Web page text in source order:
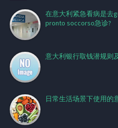
在意大利紧急看病是去
pronto soccorso急诊?
意大利银行取钱潜规则
日常生活场景下使用的